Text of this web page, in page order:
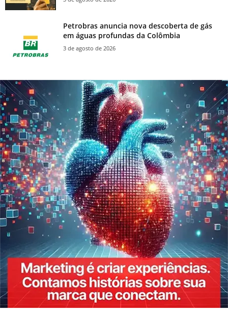
Petrobras anuncia nova descoberta de gás
em águas profundas da Colômbia
3 de agosto de 2026